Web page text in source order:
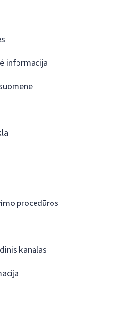
informacija
procedūros
kanalas